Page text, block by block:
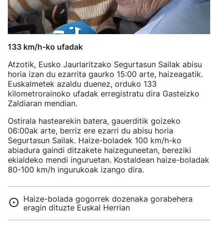
133 km/h-ko ufadak
Atzotik, Eusko Jaurlaritzako Segurtasun Sailak abisu
horia izan du ezarrita gaurko 15:00 arte, haizeagatik.
Euskalmetek azaldu duenez, orduko 133
kilometrorainoko ufadak erregistratu dira Gasteizko
Zaldiaran mendian.
Ostirala hastearekin batera, gauerditik goizeko
06:00ak arte, berriz ere ezarri du abisu horia
Segurtasun Sailak. Haize-boladek 100 km/h-ko
abiadura gaindi ditzakete haizeguneetan, bereziki
ekialdeko mendi inguruetan. Kostaldean haize-boladak
80-100 km/h ingurukoak izango dira.
Haize-bolada gogorrek dozenaka gorabehera
eragin dituzte Euskal Herrian